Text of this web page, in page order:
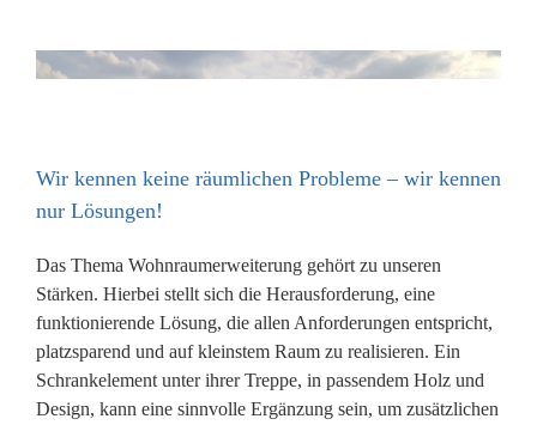
Wir kennen keine räumlichen Probleme – wir kennen
nur Lösungen!
Das Thema Wohnraumerweiterung gehört zu unseren
Stärken. Hierbei stellt sich die Herausforderung, eine
funktionierende Lösung, die allen Anforderungen entspricht,
platzsparend und auf kleinstem Raum zu realisieren. Ein
Schrankelement unter ihrer Treppe, in passendem Holz und
Design, kann eine sinnvolle Ergänzung sein, um zusätzlichen